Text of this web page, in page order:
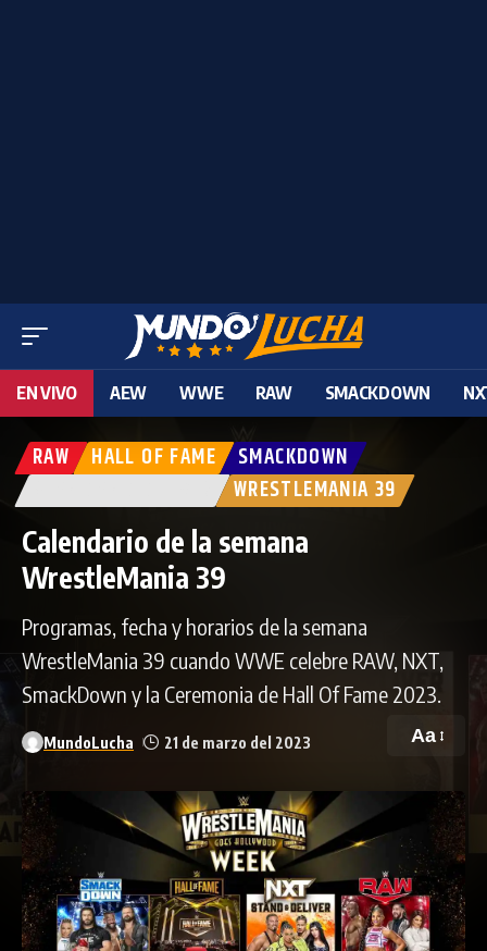
EN VIVO AEW WWE RAW SMACKDOWN
RAW HALL OF FAME
SMACKDOWN
WRESTLEMANIA 39
Calendario de la semana
WrestleMania 39
Programas, fecha y horarios de la semana
WrestleMania 39 cuando WWE celebre RAW, NXT,
SmackDown y la Ceremonia de Hall Of Fame 2023.
MundoLucha 21 de marzo del 2023 Aa